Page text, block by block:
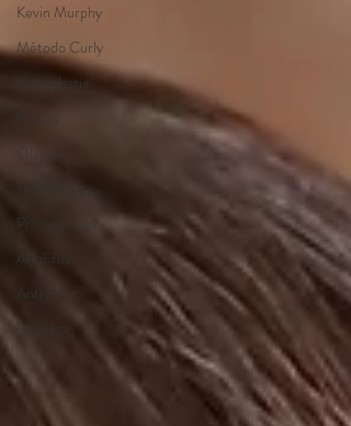
Kevin Murphy
Método Curly
Nanoplastia
Tendencias
Promociones
AntiFrizz
Anti Frizz
Balayage